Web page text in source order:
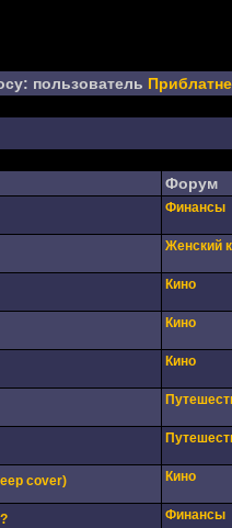
пользователь
Форум
Финансы
Женский
Кино
Кино
Кино
cover) Кино
Финансы